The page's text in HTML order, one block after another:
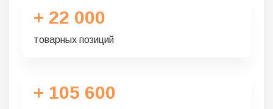
+ 22 000
товарных позиций
+ 105 600